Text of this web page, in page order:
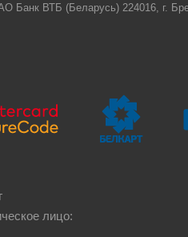
Банк ВТБ (Беларусь) 224016, г.
лицо: